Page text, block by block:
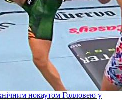
нокаутом Голловею у